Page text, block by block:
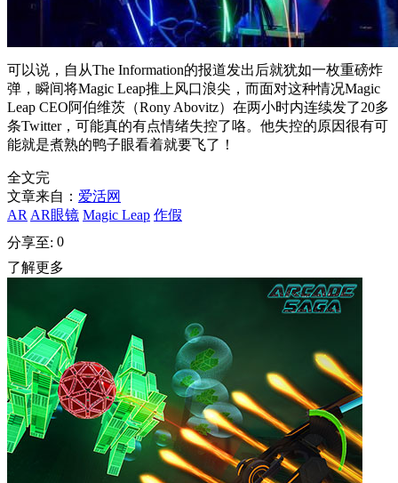
可以说，自从The Information的报道发出后就犹如一枚重磅炸
弹，瞬间将Magic Leap推上风口浪尖，而面对这种情况Magic
Leap CEO阿伯维茨（Rony Abovitz）在两小时内连续发了20多
条Twitter，可能真的有点情绪失控了咯。他失控的原因很有可
能就是煮熟的鸭子眼看着就要飞了！
全文完
文章来自： 爱活网
ARAR眼镜 Magic Leap 作假
分享至: 0
了解更多